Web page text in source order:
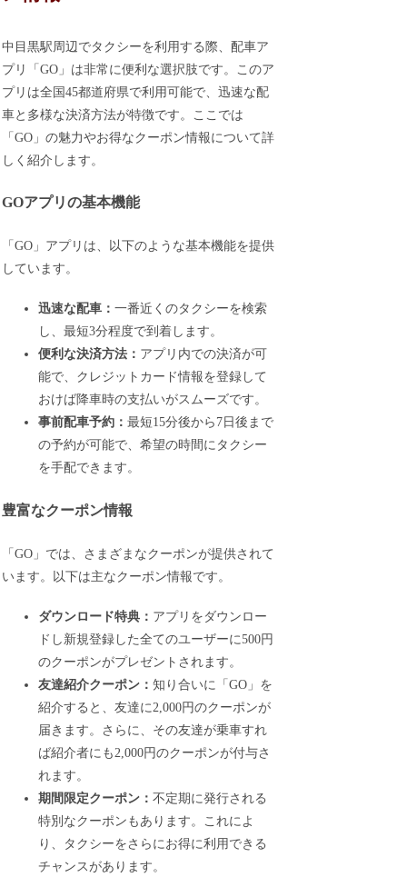
中目黒駅周辺でタクシーを利用する際、配車ア
プリ「GO」は非常に便利な選択肢です。このア
プリは全国45都道府県で利用可能で、迅速な配
車と多様な決済方法が特徴です。ここでは
「GO」の魅力やお得なクーポン情報について詳
しく紹介します。
GOアプリの基本機能
「GO」アプリは、以下のような基本機能を提供
しています。
迅速な配車：一番近くのタクシーを検索
し、最短3分程度で到着します。
便利な決済方法： アプリ内での決済が可
能で、クレジットカード情報を登録して
おけば降車時の支払いがスムーズです。
事前配車予約：最短15分後から7日後まで
の予約が可能で、希望の時間にタクシー
を手配できます。
豊富なクーポン情報
「GO」では、さまざまなクーポンが提供されて
います。以下は主なクーポン情報です。
ダウンロード特典： アプリをダウンロー
ドし新規登録した全てのユーザーに500円
のクーポンがプレゼントされます。
友達紹介クーポン：知り合いに「GO」を
紹介すると、友達に2,000円のクーポンが
届きます。さらに、その友達が乗車すれ
ば紹介者にも2,000円のクーポンが付与さ
れます。
期間限定クーポン：不定期に発行される
特別なクーポンもあります。これによ
り、タクシーをさらにお得に利用できる
チャンスがあります。